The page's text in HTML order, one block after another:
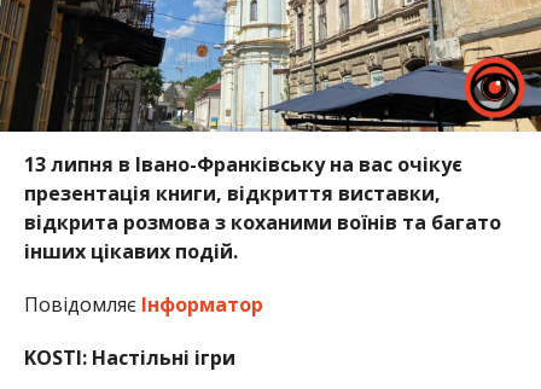
13 липня в Івано-Франківську на вас очікує
презентація книги, відкриття виставки,
відкрита розмова з коханими воїнів та багато
інших цікавих подій.
Повідомляє Інформатор
KOSTI: Настільні ігри